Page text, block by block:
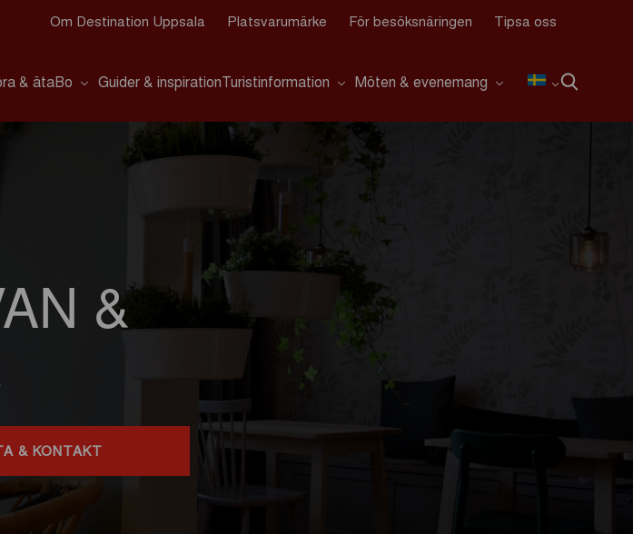
Om Destination Uppsala Platsvarumärke För besöksnäringen Tipsa oss
& ätaBo Guider & inspirationTuristinformation Möten & evenemang
&
& KONTAKT